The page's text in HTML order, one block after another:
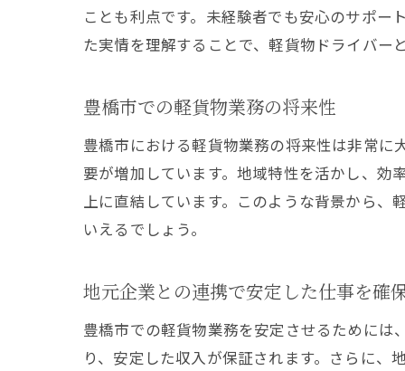
豊
ことも利点です。未経験者でも安心のサポ
た実情を理解することで、軽貨物ドライバー
豊橋市での軽貨物業務の将来性
豊橋市における軽貨物業務の将来性は非常
要が増加しています。地域特性を活かし、
上に直結しています。このような背景から
いえるでしょう。
地元企業との連携で安定した仕事を確
豊橋市での軽貨物業務を安定させるために
り、安定した収入が保証されます。さらに